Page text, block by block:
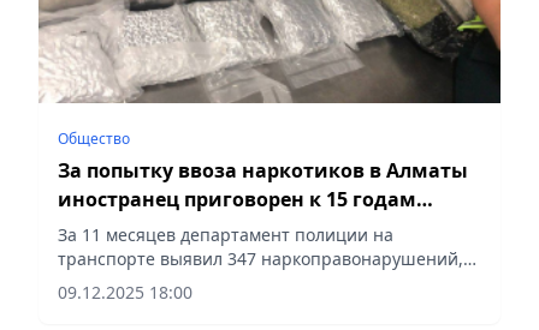
Общество
За попытку ввоза наркотиков в Алматы
иностранец приговорен к 15 годам
лишения свободы
За 11 месяцев департамент полиции на
транспорте выявил 347 наркоправонарушений,
сообщает Vecher.kz.
09.12.2025 18:00